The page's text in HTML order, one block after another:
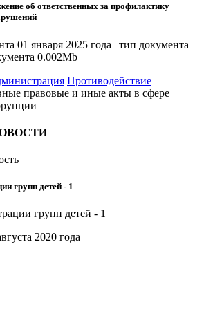
об ответственных за профилактику
01 января 2025 года | тип документа
0.002Mb
Противодействие
правовые и иные акты в сфере
групп детей - 1
групп детей - 1
2020 года